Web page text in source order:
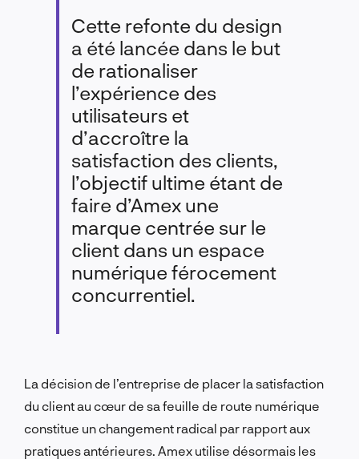
Cette refonte du design
a été lancée dans le but
de rationaliser
l’expérience des
utilisateurs et
d’accroître la
satisfaction des clients,
l’objectif ultime étant de
faire d’Amex une
marque centrée sur le
client dans un espace
numérique férocement
concurrentiel.
La décision de l’entreprise de placer la satisfaction
du client au cœur de sa feuille de route numérique
constitue un changement radical par rapport aux
pratiques antérieures. Amex utilise désormais les